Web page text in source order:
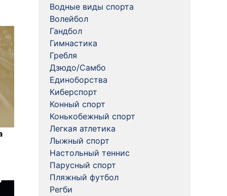
Водные виды спорта
Волейбол
Гандбол
Гимнастика
Гребля
Дзюдо/Самбо
Единоборства
Киберспорт
Конный спорт
Конькобежный спорт
Легкая атлетика
Лыжный спорт
Настольный теннис
Парусный спорт
Пляжный футбол
Регби